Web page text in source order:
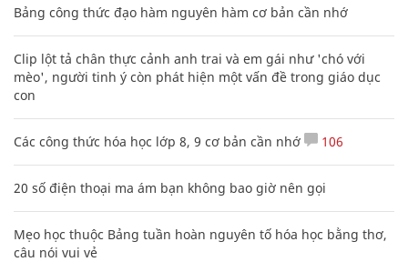
Bảng công thức đạo hàm nguyên hàm cơ bản cần nhớ
Clip lột tả chân thực cảnh anh trai và em gái như 'chó với
mèo', người tinh ý còn phát hiện một vấn đề trong giáo dục
con
Các công thức hóa học lớp 8, 9 cơ bản cần nhớ 106
20 số điện thoại ma ám bạn không bao giờ nên gọi
Mẹo học thuộc Bảng tuần hoàn nguyên tố hóa học bằng thơ,
câu nói vui vẻ